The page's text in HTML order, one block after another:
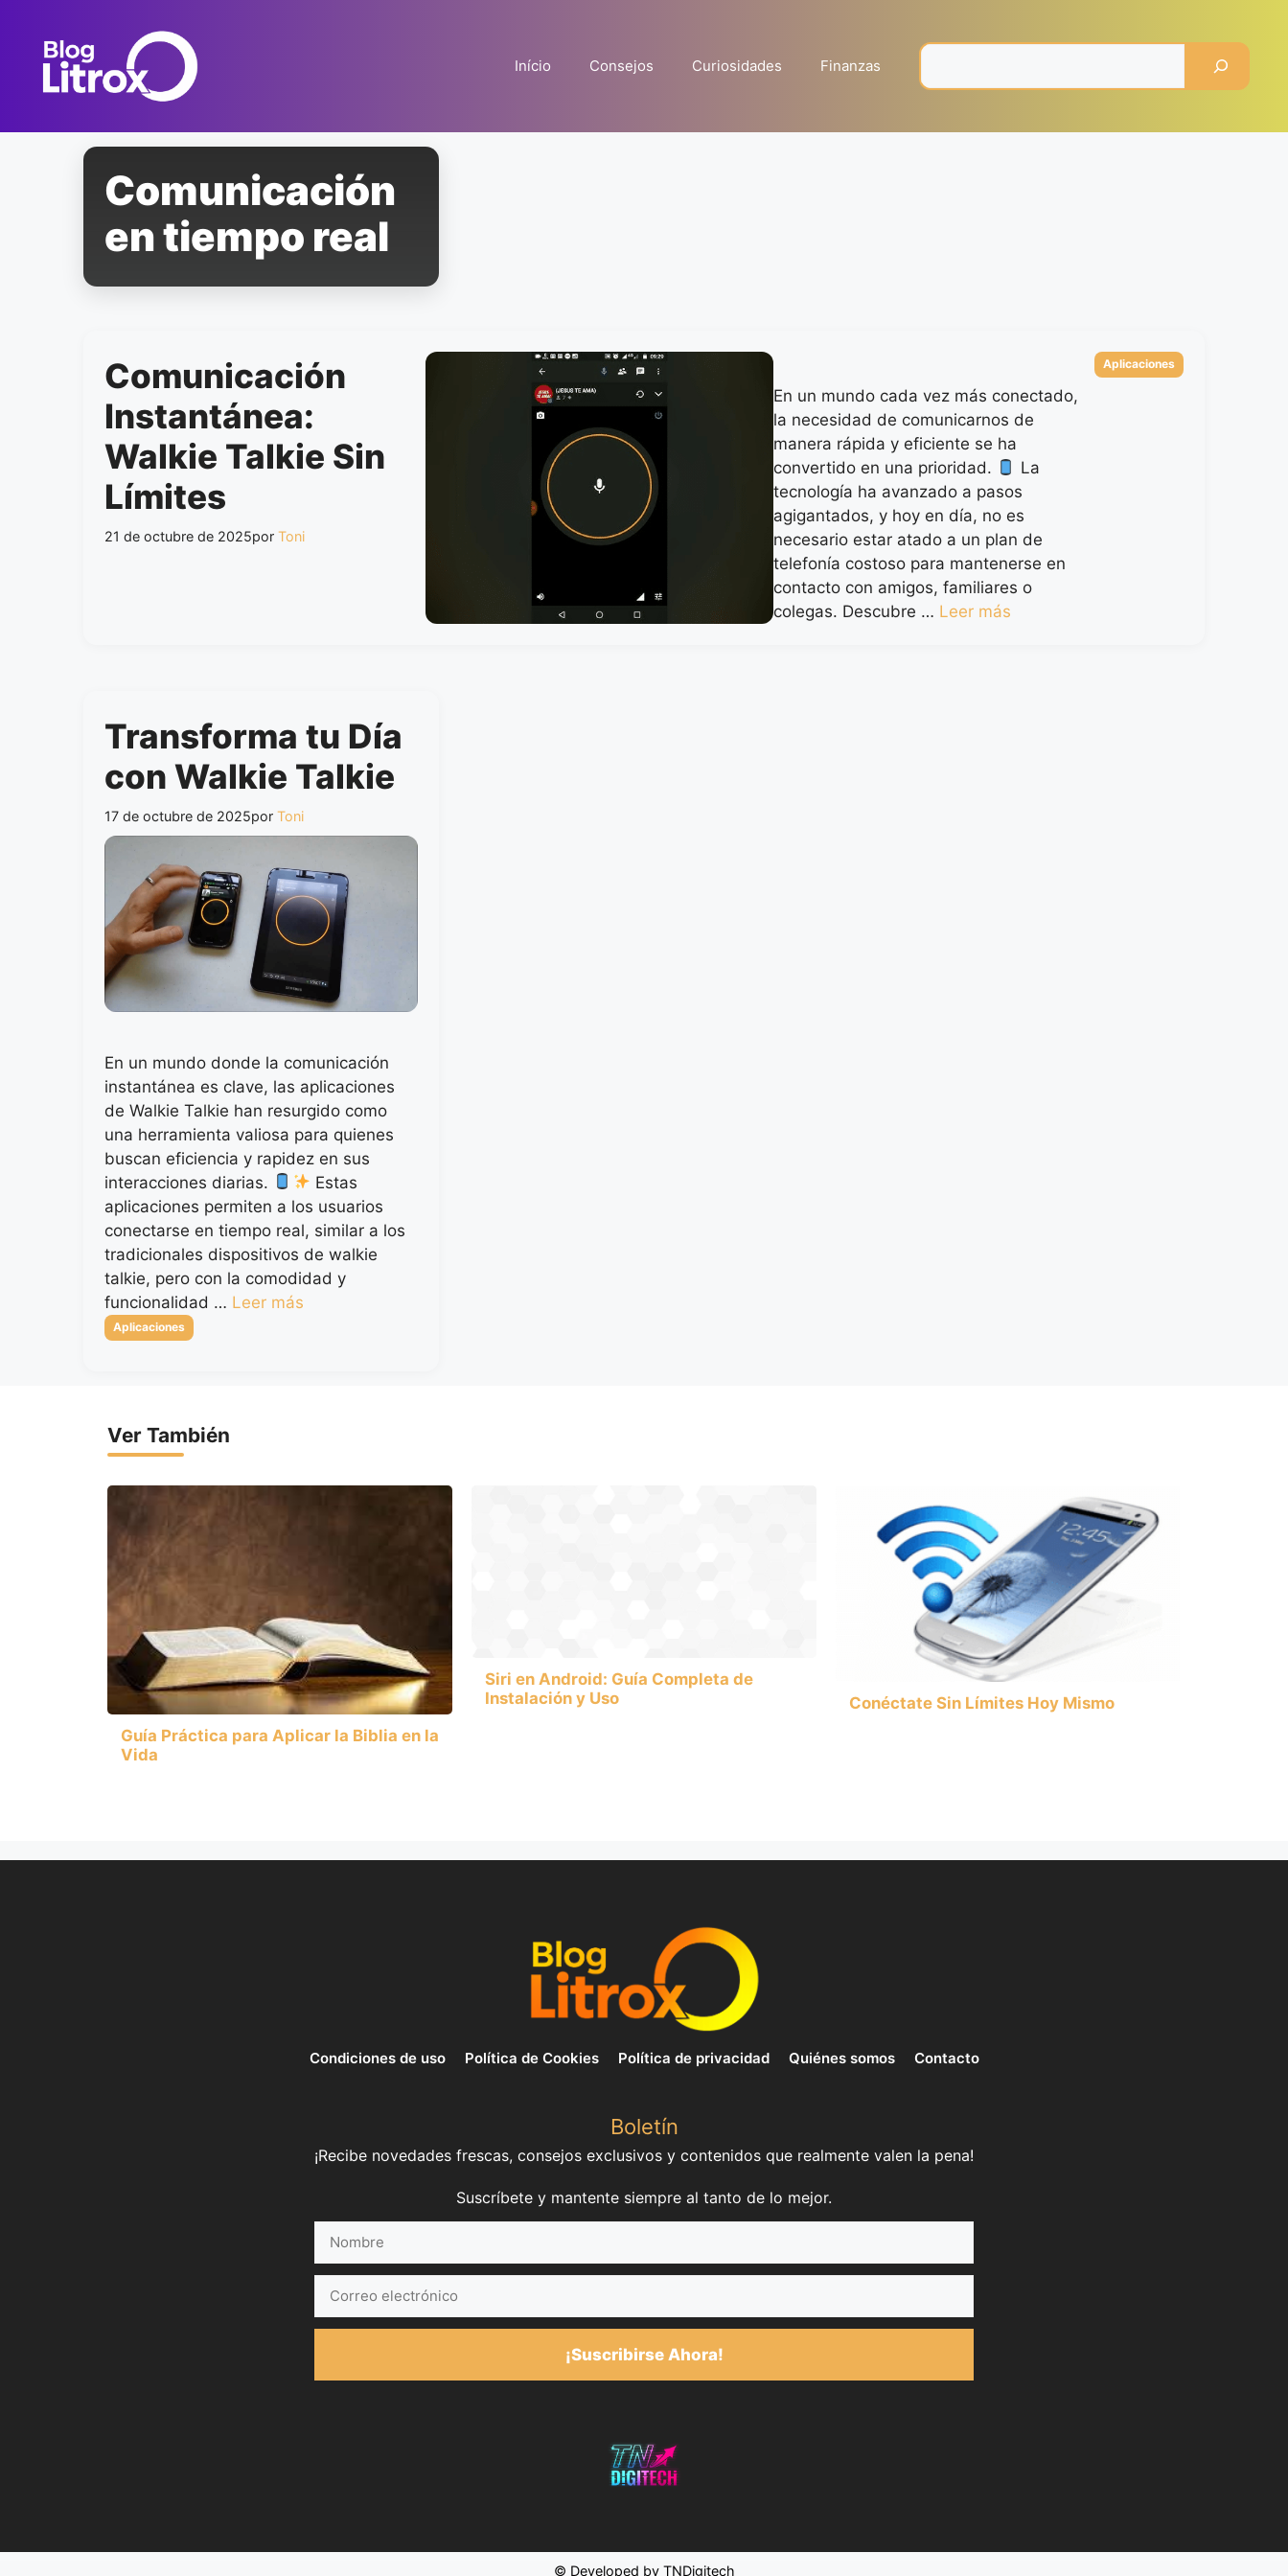
contenido
Início Consejos Curiosidades Finanzas
Comunicación
en tiempo real
Comunicación
Instantánea:
Walkie Talkie Sin
Límites
21 de octubre de 2025por Toni
En un mundo cada vez más conectado,
la necesidad de comunicarnos de
manera rápida y eficiente se ha
convertido en una prioridad.
La
tecnología ha avanzado a pasos
agigantados, y hoy en día, no es
necesario estar atado a un plan de
telefonía costoso para mantenerse en
contacto con amigos, familiares o
colegas. Descubre … Leer más
Categorías
Aplicaciones
Transforma tu Día
con Walkie Talkie
17 de octubre de 2025por Toni
En un mundo donde la comunicación
instantánea es clave, las aplicaciones
de Walkie Talkie han resurgido como
una herramienta valiosa para quienes
buscan eficiencia y rapidez en sus
interacciones diarias.
Estas
aplicaciones permiten a los usuarios
conectarse en tiempo real, similar a los
tradicionales dispositivos de walkie
talkie, pero con la comodidad y
funcionalidad … Leer más
Categorías
Aplicaciones
Ver También
Guía Práctica para Aplicar la Biblia en la
Vida
Siri en Android: Guía Completa de
Instalación y Uso
Conéctate Sin Límites Hoy Mismo
Condiciones de uso Política de Cookies Política de privacidad Quiénes somos Contacto
Boletín
¡Recibe novedades frescas, consejos exclusivos y contenidos que realmente valen la pena!
Suscríbete y mantente siempre al tanto de lo mejor.
electrónico
¡Suscribirse Ahora!